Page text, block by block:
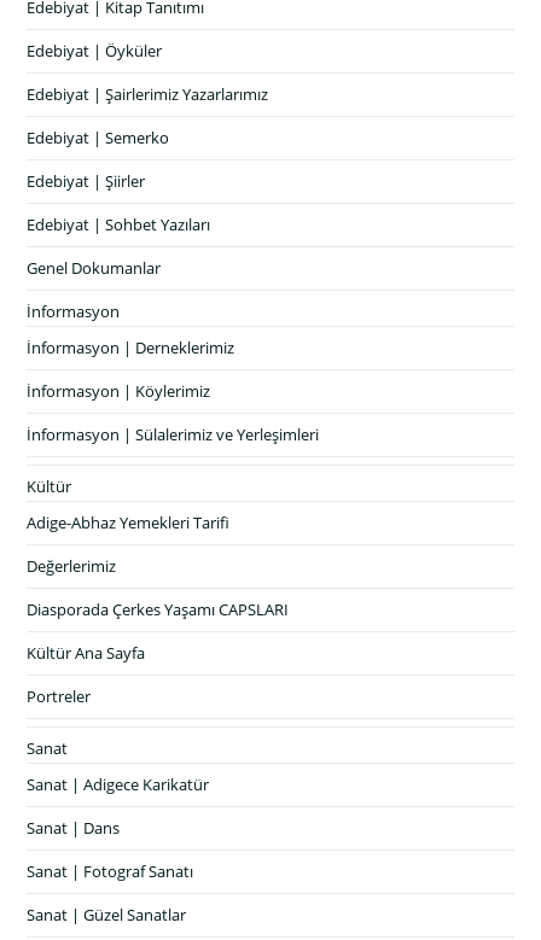
Edebiyat | Kitap Tanıtımı
Edebiyat | Öyküler
Edebiyat | Şairlerimiz Yazarlarımız
Edebiyat | Semerko
Edebiyat | Şiirler
Edebiyat | Sohbet Yazıları
Genel Dokumanlar
İnformasyon
İnformasyon | Derneklerimiz
İnformasyon | Köylerimiz
İnformasyon | Sülalerimiz ve Yerleşimleri
Kültür
Adige-Abhaz Yemekleri Tarifi
Değerlerimiz
Diasporada Çerkes Yaşamı CAPSLARI
Kültür Ana Sayfa
Portreler
Sanat
Sanat | Adigece Karikatür
Sanat | Dans
Sanat | Fotograf Sanatı
Sanat | Güzel Sanatlar